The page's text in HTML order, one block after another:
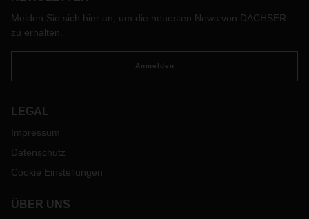
Melden Sie sich hier an, um die neuesten News von DACHSER
zu erhalten.
Anmelden
LEGAL
Impressum
Datenschutz
Cookie Einstellungen
ÜBER UNS